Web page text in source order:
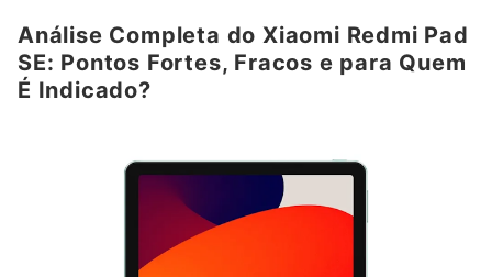
Análise Completa do Xiaomi Redmi Pad
SE: Pontos Fortes, Fracos e para Quem
É Indicado?